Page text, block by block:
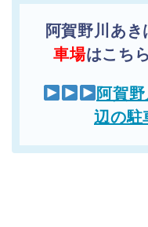
阿賀野川あ
車場はこち
阿賀
辺の駐